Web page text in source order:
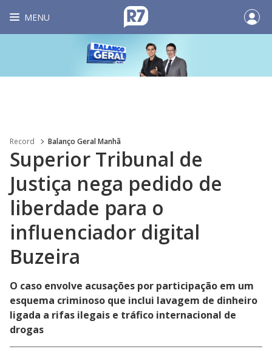
MENU
Record Balanço Geral Manhã
Superior Tribunal de
Justiça nega pedido de
liberdade para o
influenciador digital
Buzeira
O caso envolve acusações por participação em um
esquema criminoso que inclui lavagem de dinheiro
ligada a rifas ilegais e tráfico internacional de
drogas